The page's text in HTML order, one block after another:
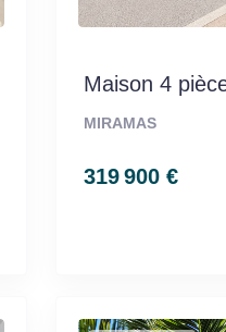
Maison 4
MIRAMAS
319 900 €